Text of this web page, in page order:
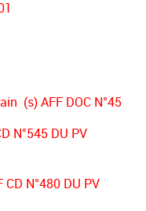
(s) AFF DOC N°45
N°545 DU PV
CD N°480 DU PV